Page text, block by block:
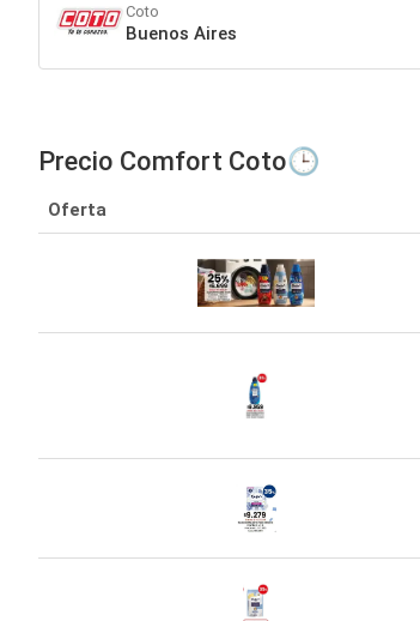
Coto
Buenos Aires
Precio Comfort Coto🕒
Oferta